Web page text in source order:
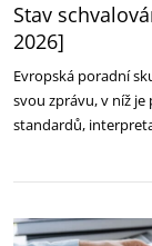
Stav
2026]
Evropská poradní
svou zprávu, v níž je
standardů,